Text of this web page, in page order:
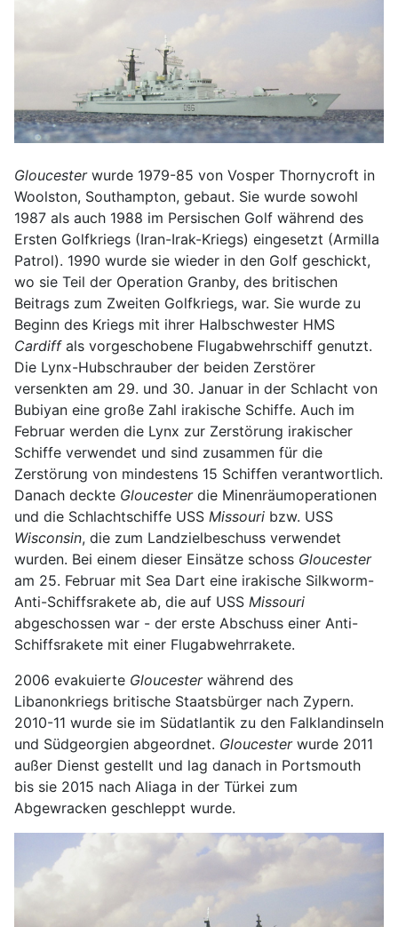
Gloucesterwurde 1979-85 von Vosper Thornycroft in
Woolston, Southampton, gebaut. Sie wurde sowohl
1987 als auch 1988 im Persischen Golf während des
Ersten Golfkriegs (Iran-Irak-Kriegs) eingesetzt (Armilla
Patrol). 1990 wurde sie wieder in den Golf geschickt,
wo sie Teil der Operation Granby, des britischen
Beitrags zum Zweiten Golfkriegs, war. Sie wurde zu
Beginn des Kriegs mit ihrer Halbschwester HMS
Cardiffals vorgeschobene Flugabwehrschiff genutzt.
Die Lynx-Hubschrauber der beiden Zerstörer
versenkten am 29. und 30. Januar in der Schlacht von
Bubiyan eine große Zahl irakische Schiffe. Auch im
Februar werden die Lynx zur Zerstörung irakischer
Schiffe verwendet und sind zusammen für die
Zerstörung von mindestens 15 Schiffen verantwortlich.
Danach deckte Gloucesterdie Minenräumoperationen
und die Schlachtschiffe USS Missouri bzw. USS
Wisconsin, die zum Landzielbeschuss verwendet
wurden. Bei einem dieser Einsätze schoss Gloucester
am 25. Februar mit Sea Dart eine irakische Silkworm-
Anti-Schiffsrakete ab, die auf USS Missouri
abgeschossen war - der erste Abschuss einer Anti-
Schiffsrakete mit einer Flugabwehrrakete.
2006 evakuierte Gloucesterwährend des
Libanonkriegs britische Staatsbürger nach Zypern.
2010-11 wurde sie im Südatlantik zu den Falklandinseln
und Südgeorgien abgeordnet. Gloucesterwurde 2011
außer Dienst gestellt und lag danach in Portsmouth
bis sie 2015 nach Aliaga in der Türkei zum
Abgewracken geschleppt wurde.